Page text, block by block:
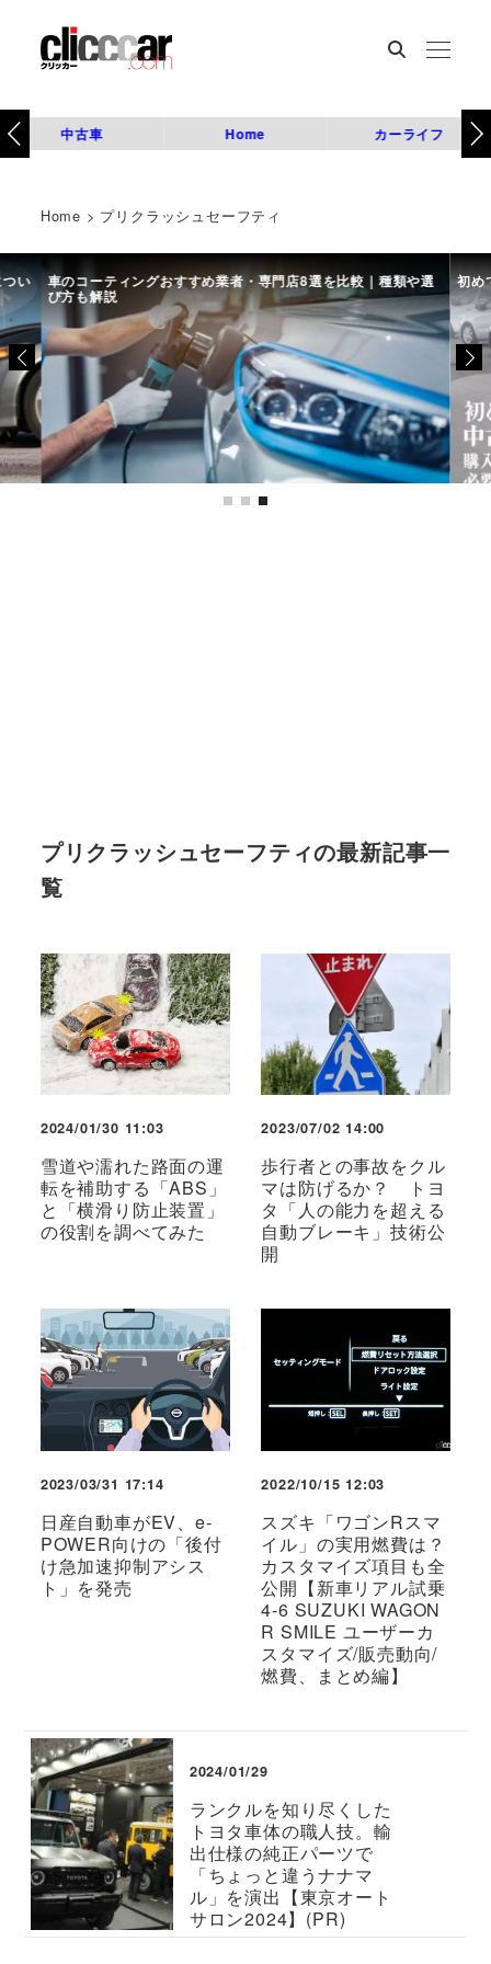
中古車 Home カーライフ
Home > プリクラッシュセーフティ
い 車のコーティングおすすめ業者・専門店8選を比較｜種類や選
び方も解説
初め
プリクラッシュセーフティの最新記事一
覧
2024/01/30 11:03
雪道や濡れた路面の運
転を補助する「ABS」
と「横滑り防止装置」
の役割を調べてみた
2023/07/02 14:00
歩行者との事故をクル
マは防げるか？ トヨ
タ「人の能力を超える
自動ブレーキ」技術公
開
2023/03/31 17:14
日産自動車がEV、e-
POWER向けの「後付
け急加速抑制アシス
ト」を発売
2022/10/15 12:03
スズキ「ワゴンRスマ
イル」の実用燃費は？
カスタマイズ項目も全
公開【新車リアル試乗
4-6 SUZUKI WAGON
R SMILE ユーザーカ
スタマイズ/販売動向/
燃費、まとめ編】
2024/01/29
ランクルを知り尽くした
トヨタ車体の職人技。輸
出仕様の純正パーツで
「ちょっと違うナナマ
ル」を演出【東京オート
サロン2024】(PR)